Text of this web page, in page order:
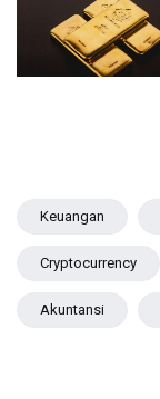
Keuangan
Cryptocurrency
Akuntansi